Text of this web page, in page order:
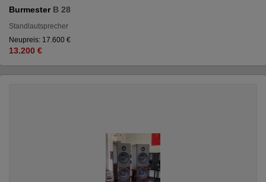
Burmester B 28
Standlautsprecher
Neupreis: 17.600 €
13.200 €